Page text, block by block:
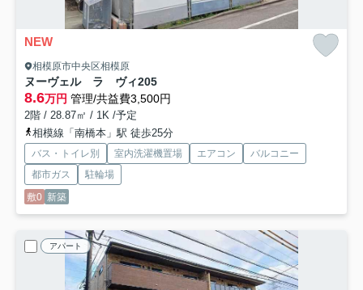
NEW
相模原市中央区相模原
ヌーヴェル ラ ヴィ205
8.6万円 管理/共益費3,500円
2階 / 28.87㎡ / 1K /予定
相模線「南橋本」駅 徒歩25分
バス・トイレ別 室内洗濯機置場 エアコン
バルコニー
都市ガス
駐輪場
敷0 新築
アパート